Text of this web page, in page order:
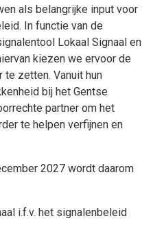
als belangrijke input voor
In functie van de
Lokaal Signaal en
kiezen we ervoor de
te zetten. Vanuit hun
bij het Gentse
partner om het
te helpen verfijnen en
2027 wordt daarom
i.f.v. het signalenbeleid